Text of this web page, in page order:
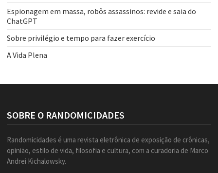
Espionagem em massa, robôs assassinos: revide e saia do
ChatGPT
Sobre privilégio e tempo para fazer exercício
A Vida Plena
SOBRE O RANDOMICIDADES
Randomicidades é uma revista eletrônica de exposição de crônicas,
opinião, estilo de vida, filosofia e cultura, com a curadoria de Marco
Andrei Kichalowsky.